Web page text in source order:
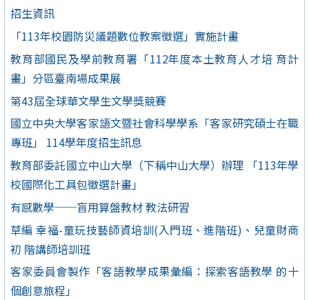
招生資訊
「113年校園防災議題數位教案徵選」實施計畫
教育部國民及學前教育署「112年度本土教育人才培 育計
畫」分區臺南場成果展
第43屆全球華文學生文學獎競賽
國立中央大學客家語文暨社會科學學系「客家研究碩士在職
專班」 114學年度招生訊息
教育部委託國立中山大學（下稱中山大學）辦理 「113年學
校國際化工具包徵選計畫」
有感數學──盲用算盤教材 教法研習
草編 幸福-童玩技藝師資培訓(入門班、進階班)、兒童財商
初 階講師培訓班
客家委員會製作「客語教學成果彙編：探索客語教學 的十
個創意旅程」